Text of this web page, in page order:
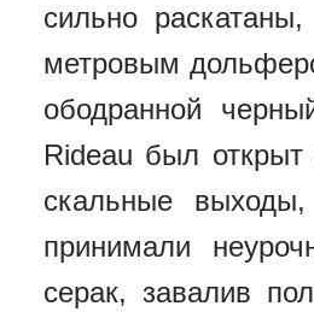
сильно
метровым
ободранной
Rideau был
скальные
принимали
серак, завалив